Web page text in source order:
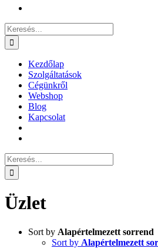
Keresés...
Kezdőlap
Szolgáltatások
Cégünkről
Webshop
Blog
Kapcsolat
Keresés...
Üzlet
Sort by Alapértelmezett sorrend
Sort by Alapértelmezett